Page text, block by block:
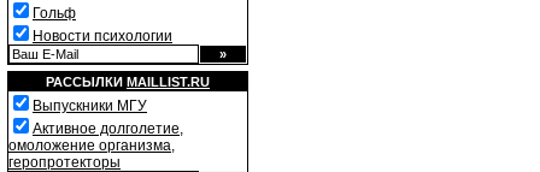
Гольф
Новости психологии
РАССЫЛКИ MAILLIST.RU
Выпускники МГУ
Активное долголетие,
омоложение организма,
геропротекторы